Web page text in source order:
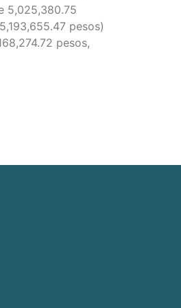
5,025,380.75
pesos)
pesos,